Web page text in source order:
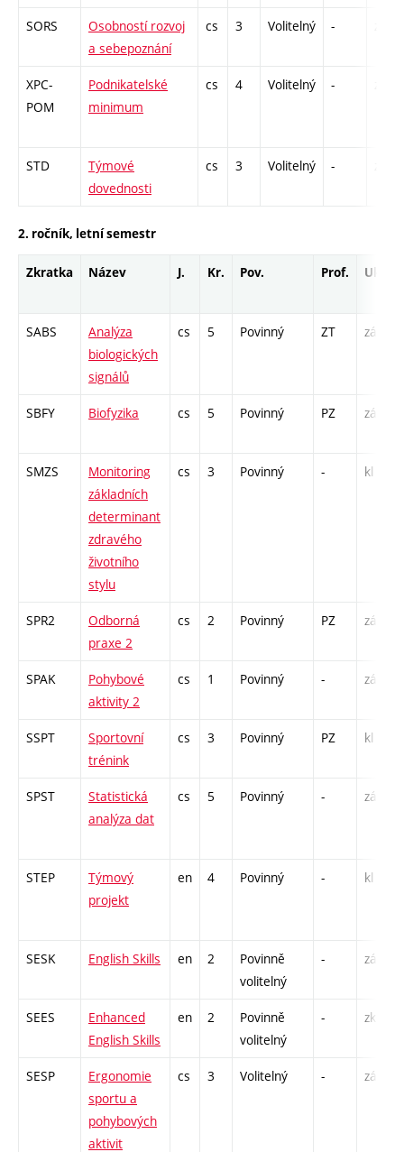
SORS
Osobností rozvoj
a sebepoznání
cs 3 Volitelný -
XPC-
POM
Podnikatelské
minimum
cs 4 Volitelný -
STD
Týmové
dovednosti
cs 3 Volitelný -
2. ročník, letní semestr
Zkratka Název J. Kr. Pov. Prof. Uk.
SABS
Analýza
biologických
signálů
cs 5 Povinný ZT zá,zk
SBFY Biofyzika cs 5 Povinný PZ zá,zk
SMZS
Monitoring
základních
determinant
zdravého
životního
stylu
cs 3 Povinný - kl
SPR2
Odborná
praxe 2
cs 2 Povinný PZ zá
SPAK
Pohybové
aktivity 2
cs 1 Povinný - zá
SSPT
Sportovní
trénink
cs 3 Povinný PZ kl
SPST
Statistická
analýza dat
cs 5 Povinný - zá,zk
STEP
Týmový
projekt
en 4 Povinný - kl
SESK English Skills en 2
Povinně
volitelný
- zá
SEES
Enhanced
English Skills
en 2
Povinně
volitelný
- zk
SESP
Ergonomie
sportu a
pohybových
aktivit
cs 3 Volitelný - zá